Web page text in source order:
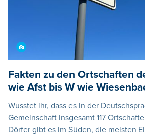
Fakten zu den Ortschaften
wie Afst bis W wie
Wusstet ihr, dass es in der
Gemeinschaft insgesamt 117
Dörfer gibt es im Süden, die meisten